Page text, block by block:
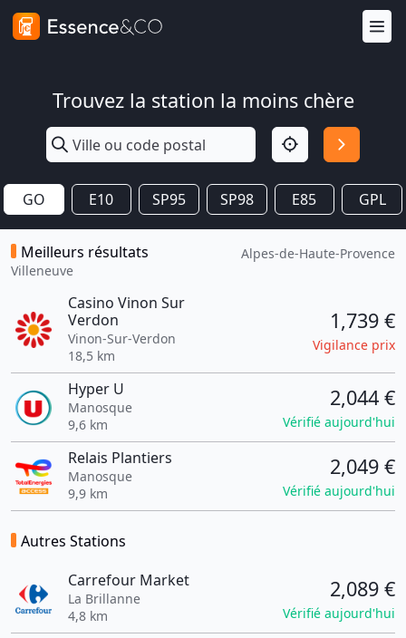
Trouvez la station la moins chère
GO E10 SP95 SP98 E85 GPL
Meilleurs résultats
Villeneuve
Alpes-de-Haute-Provence
Casino Vinon Sur
Verdon
Vinon-Sur-Verdon
18,5 km
1,739 €
Vigilance prix
Hyper U
Manosque
9,6 km
2,044 €
Vérifié aujourd'hui
Relais Plantiers
Manosque
9,9 km
2,049 €
Vérifié aujourd'hui
Autres Stations
Carrefour Market
La Brillanne
4,8 km
2,089 €
Vérifié aujourd'hui